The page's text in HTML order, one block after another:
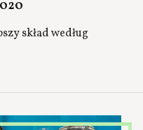
skład według